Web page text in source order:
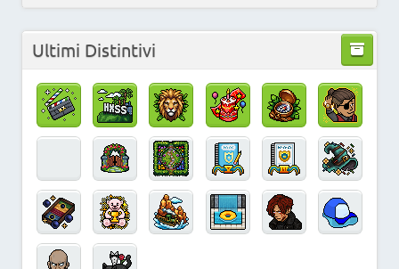
Ultimi Distintivi